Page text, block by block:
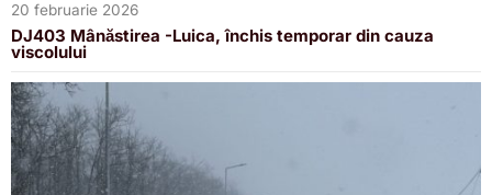
20 februarie 2026
DJ403 Mânăstirea -Luica, închis temporar din cauza
viscolului